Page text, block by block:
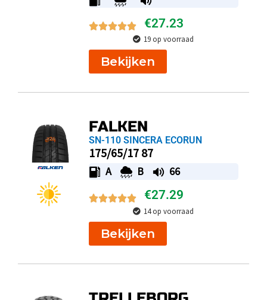
€27.23
19 op voorraad
Bekijken
FALKEN
SN-110 SINCERA ECORUN
175/65/17 87
A B 66
€27.29
14 op voorraad
Bekijken